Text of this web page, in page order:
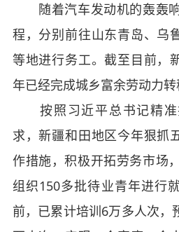
随着汽车发动机的轰轰响
程，分别前往山东青岛、乌
等地进行务工。截至目前，
年已经完成城乡富余劳动力转
按照习近平总书记精准
求，新疆和田地区今年狠抓
作措施，积极开拓劳务市场
组织150多批待业青年进行
前，已累计培训6万多人次，